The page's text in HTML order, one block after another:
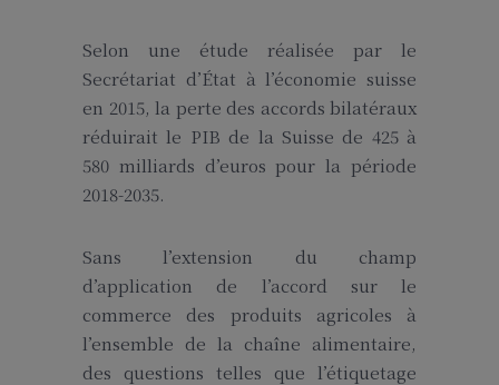
Selon une étude réalisée par le
Secrétariat d’État à l’économie suisse
en 2015, la perte des accords bilatéraux
réduirait le PIB de la Suisse de 425 à
580 milliards d’euros pour la période
2018-2035.
Sans l’extension du champ
d’application de l’accord sur le
commerce des produits agricoles à
l’ensemble de la chaîne alimentaire,
des questions telles que l’étiquetage